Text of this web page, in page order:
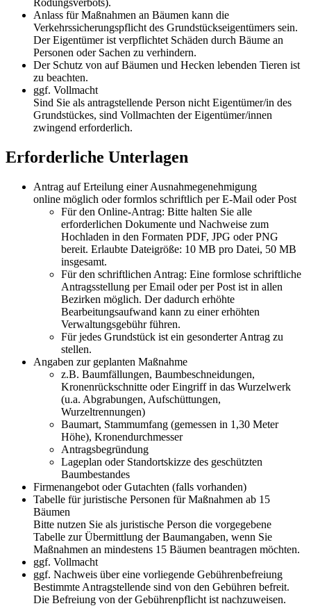
Rodungsverbots).
Anlass für Maßnahmen an Bäumen kann die
Verkehrssicherungspflicht des Grundstückseigentümers sein.
Der Eigentümer ist verpflichtet Schäden durch Bäume an
Personen oder Sachen zu verhindern.
Der Schutz von auf Bäumen und Hecken lebenden Tieren ist
zu beachten.
ggf. Vollmacht
Sind Sie als antragstellende Person nicht Eigentümer/in des
Grundstückes, sind Vollmachten der Eigentümer/innen
zwingend erforderlich.
Erforderliche Unterlagen
Antrag auf Erteilung einer Ausnahmegenehmigung
online möglich oder formlos schriftlich per E-Mail oder Post
Für den Online-Antrag: Bitte halten Sie alle
erforderlichen Dokumente und Nachweise zum
Hochladen in den Formaten PDF, JPG oder PNG
bereit. Erlaubte Dateigröße: 10 MB pro Datei, 50 MB
insgesamt.
Für den schriftlichen Antrag: Eine formlose schriftliche
Antragsstellung per Email oder per Post ist in allen
Bezirken möglich. Der dadurch erhöhte
Bearbeitungsaufwand kann zu einer erhöhten
Verwaltungsgebühr führen.
Für jedes Grundstück ist ein gesonderter Antrag zu
stellen.
Angaben zur geplanten Maßnahme
z.B. Baumfällungen, Baumbeschneidungen,
Kronenrückschnitte oder Eingriff in das Wurzelwerk
(u.a. Abgrabungen, Aufschüttungen,
Wurzeltrennungen)
Baumart, Stammumfang (gemessen in 1,30 Meter
Höhe), Kronendurchmesser
Antragsbegründung
Lageplan oder Standortskizze des geschützten
Baumbestandes
Firmenangebot oder Gutachten (falls vorhanden)
Tabelle für juristische Personen für Maßnahmen ab 15
Bäumen
Bitte nutzen Sie als juristische Person die vorgegebene
Tabelle zur Übermittlung der Baumangaben, wenn Sie
Maßnahmen an mindestens 15 Bäumen beantragen möchten.
ggf. Vollmacht
ggf. Nachweis über eine vorliegende Gebührenbefreiung
Bestimmte Antragstellende sind von den Gebühren befreit.
Die Befreiung von der Gebührenpflicht ist nachzuweisen.